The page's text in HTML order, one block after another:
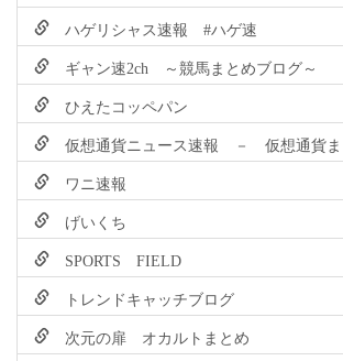
ハゲリシャス速報 #ハゲ速
ギャン速2ch ～競馬まとめブログ～
ひえたコッペパン
仮想通貨ニュース速報 － 仮想通貨ま
ワニ速報
げいくち
SPORTS FIELD
トレンドキャッチブログ
次元の扉 オカルトまとめ